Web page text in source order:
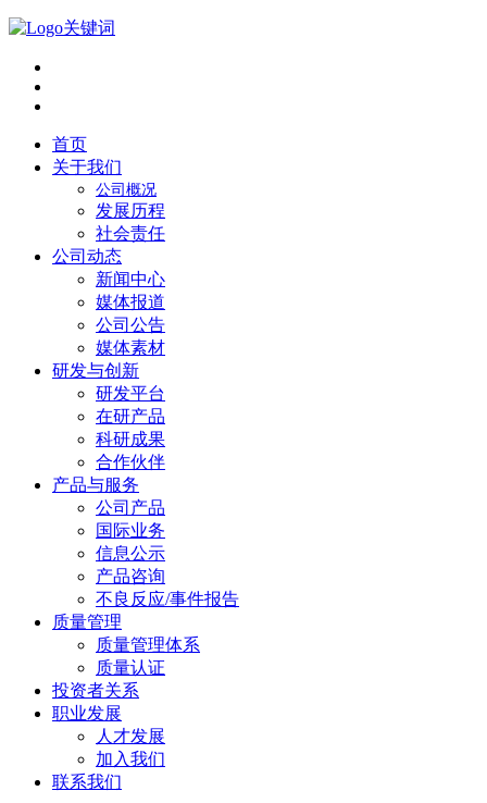
首页
关于我们
公司概况
发展历程
社会责任
公司动态
新闻中心
媒体报道
公司公告
媒体素材
研发与创新
研发平台
在研产品
科研成果
合作伙伴
产品与服务
公司产品
国际业务
信息公示
产品咨询
不良反应/事件报告
质量管理
质量管理体系
质量认证
投资者关系
职业发展
人才发展
加入我们
联系我们